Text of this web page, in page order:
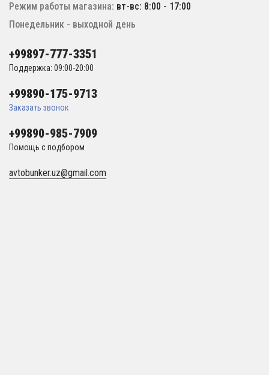
Режим работы магазина: вт-вс: 8:00 - 17:00
Понедельник - выходной день
+99897-777-3351
Поддержка: 09:00-20:00
+99890-175-9713
Заказать звонок
+99890-985-7909
Помощь с подбором
avtobunker.uz@gmail.com